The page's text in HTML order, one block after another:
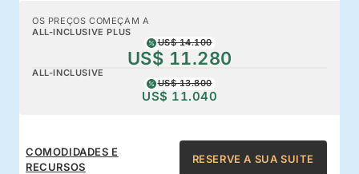
OS PREÇOS COMEÇAM A
ALL-INCLUSIVE PLUS
US$ 14.100
US$ 11.280
ALL-INCLUSIVE
US$ 13.800
US$ 11.040
COMODIDADES E
RECURSOS
RESERVE A SUA SUITE